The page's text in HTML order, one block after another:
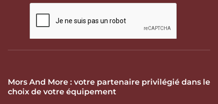
Mors And More : votre partenaire privilégié dans le
choix de votre équipement